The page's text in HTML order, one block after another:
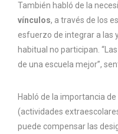
También habló de la
vínculos, a través de los
esfuerzo de integrar a las
habitual no participan.
de una escuela mejor”,
Habló de la importancia
(actividades
puede compensar las